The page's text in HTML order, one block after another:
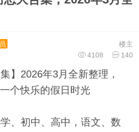
楼主
4108
140
】2026年3月全新整理，
个快乐的假日时光
、初中、高中，语文、数